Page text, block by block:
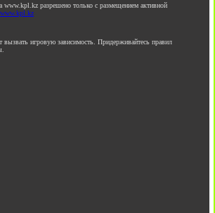
www.kpl.kz разрешено только с размещением активной
www.kpl.kz
вызвать игровую зависимость. Придерживайтесь правил